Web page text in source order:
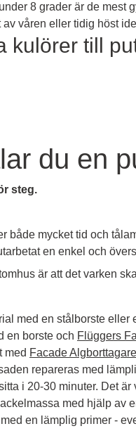
8 grader är de mest
våren eller tidig höst
kulörer till
du en
steg.
både mycket tid och
en enkel och
är att det varken
med en stålborste eller
en borste och Flüggers
med Facade Algborttagare
repareras med
i 20-30 minuter. Det är
med hjälp av
en lämplig primer -